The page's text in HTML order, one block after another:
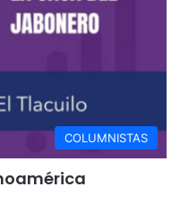
COLUMNISTAS